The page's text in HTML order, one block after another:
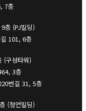
7층
층 (PJ빌딩)
101, 6층
(구성타워)
3층
번길 31, 5층
(청언빌딩)